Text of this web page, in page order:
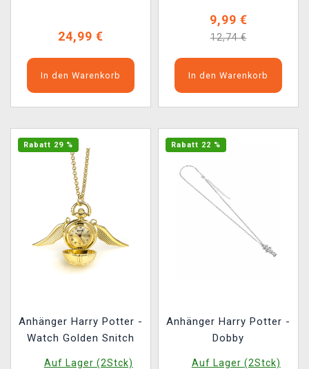
24,99 €
In den Warenkorb
9,99 €
12,74 €
In den Warenkorb
Rabatt 29 %
Anhänger Harry Potter -
Watch Golden Snitch
Auf Lager (2Stck)
Rabatt 22 %
Anhänger Harry Potter -
Dobby
Auf Lager (2Stck)